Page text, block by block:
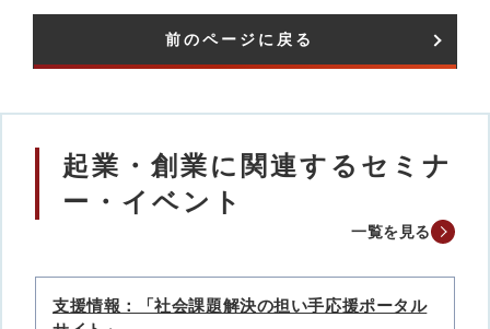
前のページに戻る
起業・創業に関連するセミナ
ー・イベント
一覧を見る
支援情報：「社会課題解決の担い手応援ポータル